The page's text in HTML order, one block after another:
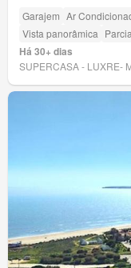
Garajem Ar
Vista panorâmica
Há 30+ dias